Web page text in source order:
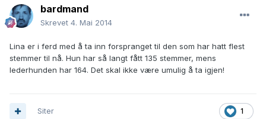
bardmand
Skrevet 4. Mai 2014
Lina er i ferd med å ta inn forspranget til den som har hatt flest
stemmer til nå. Hun har så langt fått 135 stemmer, mens
lederhunden har 164. Det skal ikke være umulig å ta igjen!
1
Siter